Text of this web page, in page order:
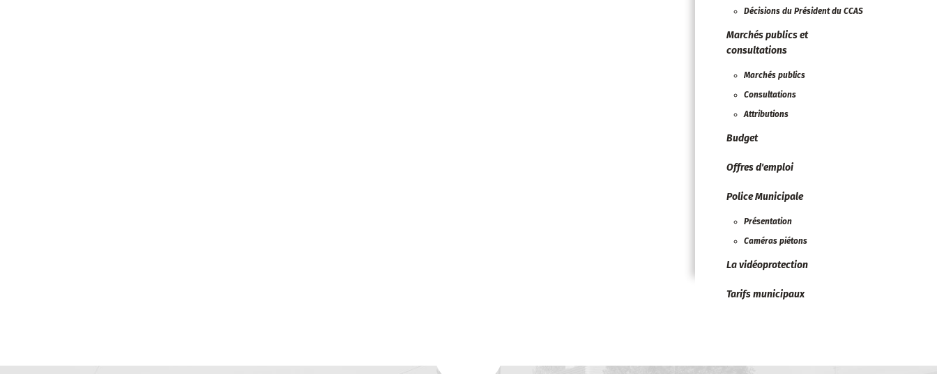
Décisions du Président du CCAS
Marchés publics et
consultations
Marchés publics
Consultations
Attributions
Budget
Offres d'emploi
Police Municipale
Présentation
Caméras piétons
La vidéoprotection
Tarifs municipaux